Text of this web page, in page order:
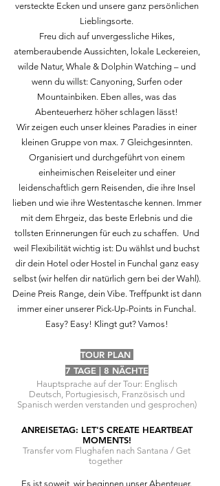
versteckte Ecken und unsere ganz persönlichen
Lieblingsorte.
Freu dich auf unvergessliche Hikes,
atemberaubende Aussichten, lokale Leckereien,
wilde Natur, Whale & Dolphin Watching – und
wenn du willst: Canyoning, Surfen oder
Mountainbiken. Eben alles, was das
Abenteuerherz höher schlagen lässt!
Wir zeigen euch unser kleines Paradies in einer
kleinen Gruppe von max. 7 Gleichgesinnten.
Organisiert und durchgeführt von einem
einheimischen Reiseleiter und einer
leidenschaftlich gern Reisenden, die ihre Insel
lieben und wie ihre Westentasche kennen. Immer
mit dem Ehrgeiz, das beste Erlebnis und die
tollsten Erinnerungen für euch zu schaffen. Und
weil Flexibilität wichtig ist: Du wählst und buchst
dir dein Hotel oder Hostel in Funchal ganz easy
selbst (wir helfen dir natürlich gern bei der Wahl).
Deine Preis Range, dein Vibe. Treffpunkt ist dann
immer einer unserer Pick-Up-Points in Funchal.
Easy? Easy! Klingt gut? Vamos!
TOUR PLAN
7 TAGE | 8 NÄCHTE
Hauptsprache auf der Tour: Englisch
Deutsch, Portugiesisch, Französisch und
Spanisch werden verstanden und gesprochen)
ANREISETAG: LET'S CREATE HEARTBEAT
MOMENTS!
Transfer vom Flughafen nach Santana / Get
together
Es ist soweit, wir beginnen unser Abenteuer.